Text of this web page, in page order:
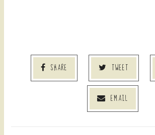
SHARE TWEET
EMAIL